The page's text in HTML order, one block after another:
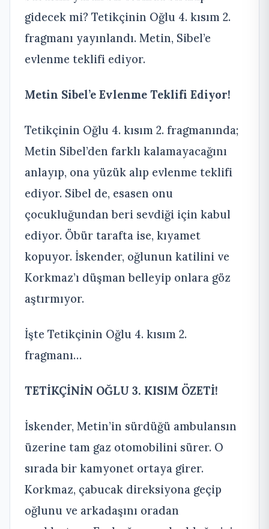
gidecek mi? Tetikçinin Oğlu 4. kısım 2.
fragmanı yayınlandı. Metin, Sibel’e
evlenme teklifi ediyor.
Metin Sibel’e Evlenme Teklifi Ediyor!
Tetikçinin Oğlu 4. kısım 2. fragmanında;
Metin Sibel’den farklı kalamayacağını
anlayıp, ona yüzük alıp evlenme teklifi
ediyor. Sibel de, esasen onu
çocukluğundan beri sevdiği için kabul
ediyor. Öbür tarafta ise, kıyamet
kopuyor. İskender, oğlunun katilini ve
Korkmaz’ı düşman belleyip onlara göz
aştırmıyor.
İşte Tetikçinin Oğlu 4. kısım 2.
fragmanı…
TETİKÇİNİN OĞLU 3. KISIM ÖZETİ!
İskender, Metin’in sürdüğü ambulansın
üzerine tam gaz otomobilini sürer. O
sırada bir kamyonet ortaya girer.
Korkmaz, çabucak direksiyona geçip
oğlunu ve arkadaşını oradan